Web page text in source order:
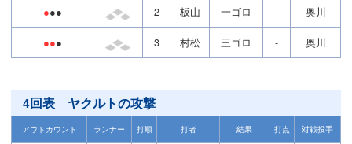
●●● 2 板山 一ゴロ - 奥川
●●● 3 村松 三ゴロ - 奥川
4回表 ヤクルトの攻撃
アウトカウント ランナー 打順 打者 結果 打点 対戦投手